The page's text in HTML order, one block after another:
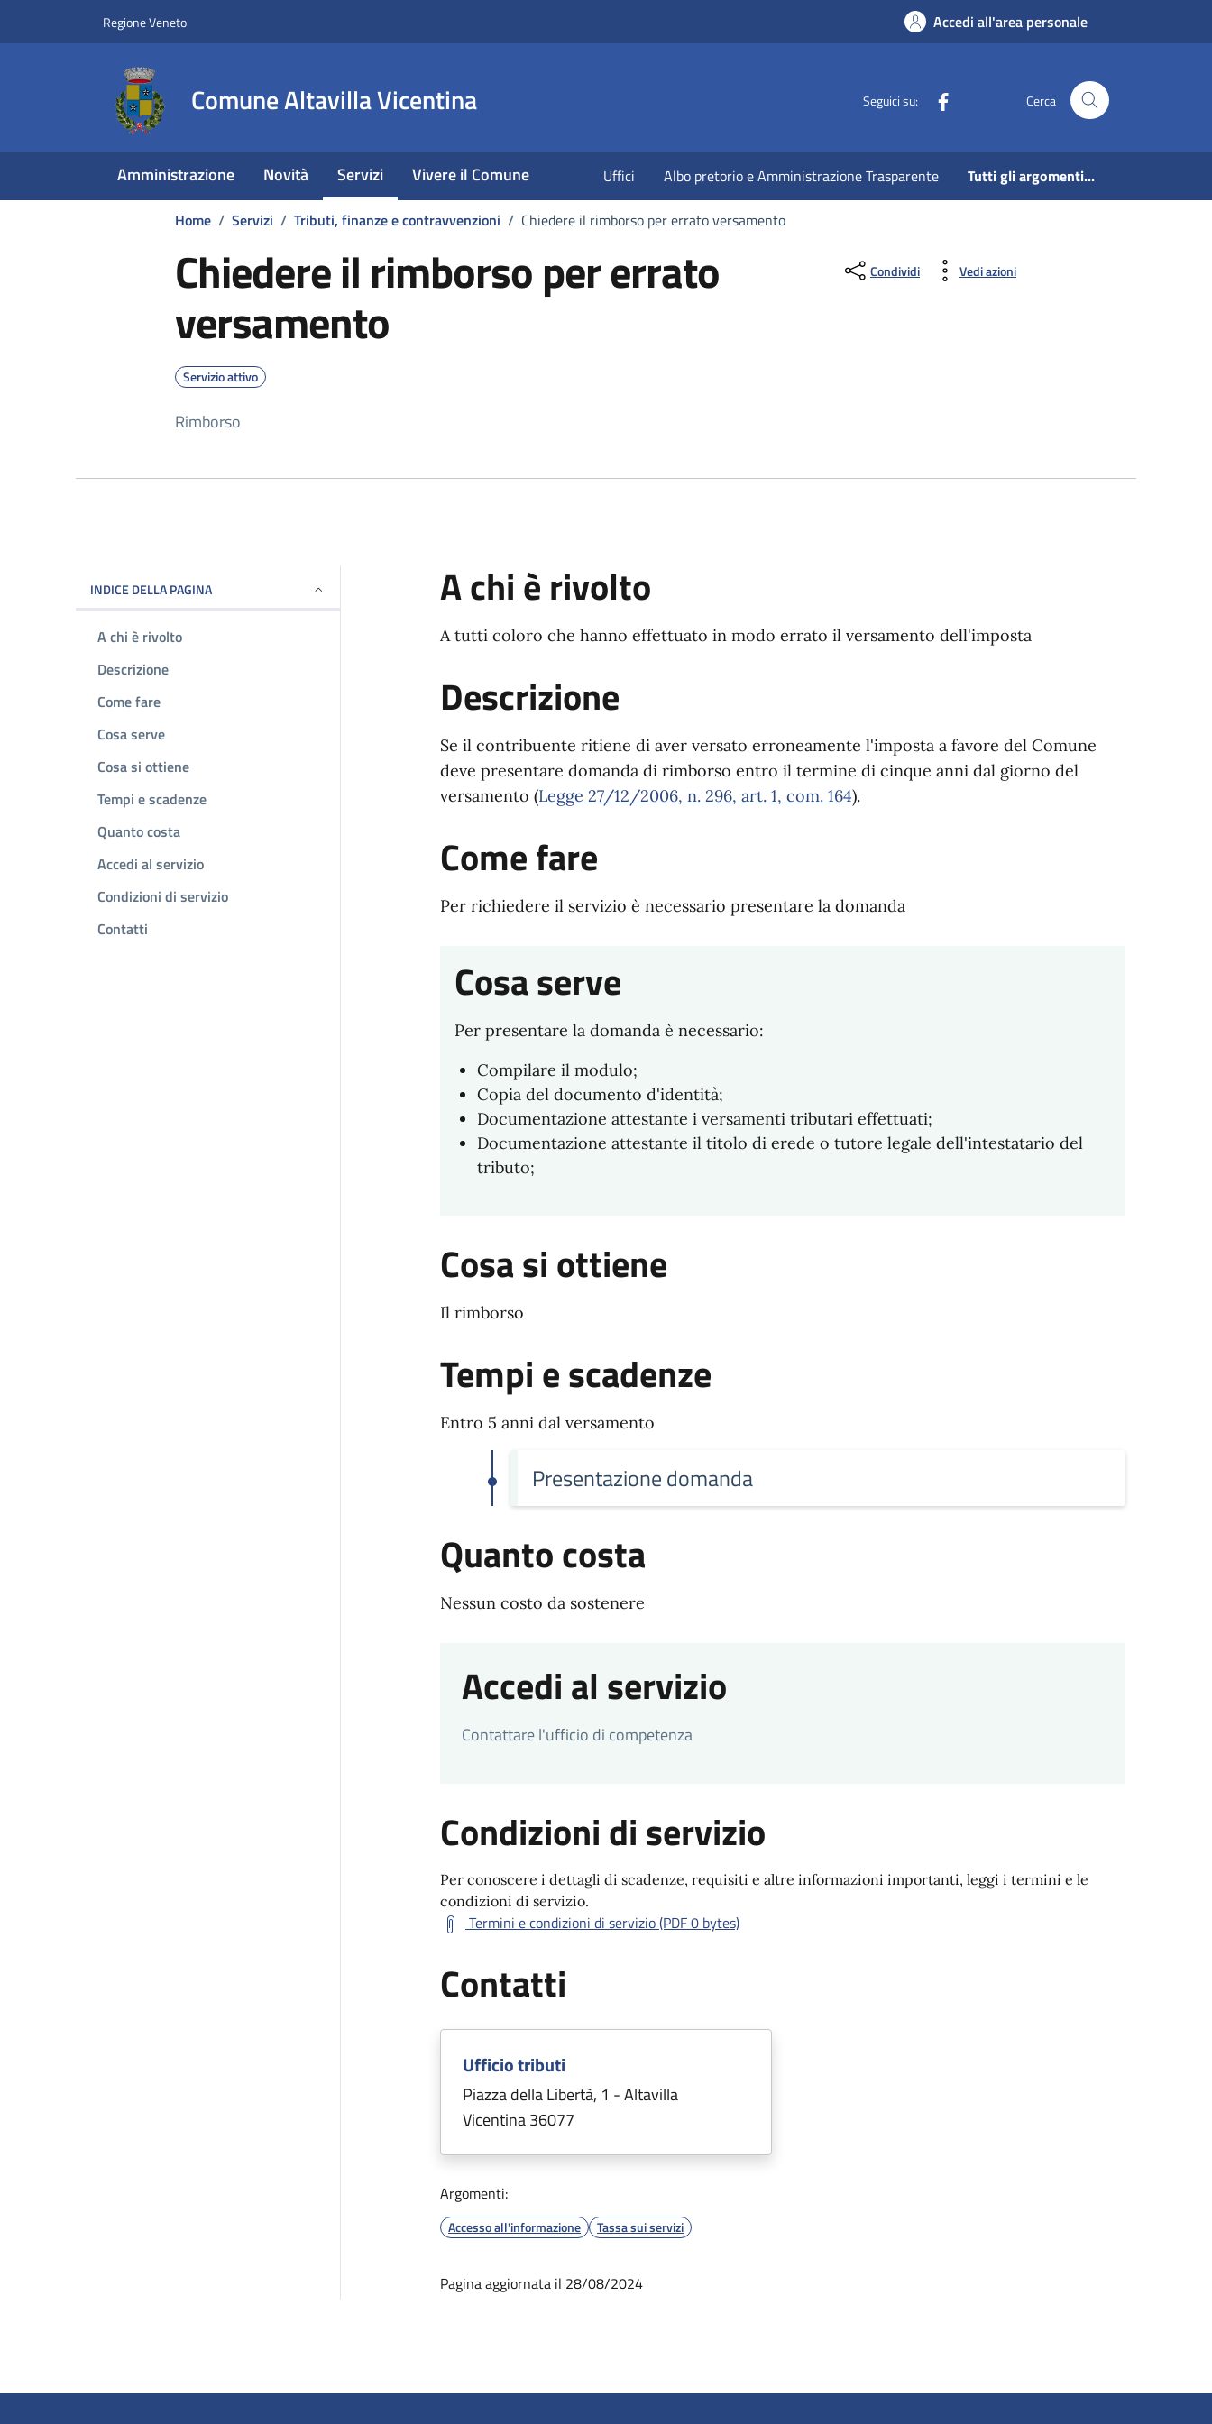
Regione Veneto Accedi all'area personale
Comune Altavilla Vicentina Seguici su: Cerca
Amministrazione Novità Servizi Vivere il Comune Uffici Albo pretorio e Amministrazione Trasparente Tutti gli argomenti...
Home / Servizi / Tributi, finanze e contravvenzioni / Chiedere il rimborso per errato versamento
Chiedere il rimborso per errato
versamento
Servizio attivo
Rimborso
Condividi Vedi azioni
INDICE DELLA PAGINA
A chi è rivolto
Descrizione
Come fare
Cosa serve
Cosa si ottiene
Tempi e scadenze
Quanto costa
Accedi al servizio
Condizioni di servizio
Contatti
A chi è rivolto
A tutti coloro che hanno effettuato in modo errato il versamento dell'imposta
Descrizione
Se il contribuente ritiene di aver versato erroneamente l'imposta a favore del Comune
deve presentare domanda di rimborso entro il termine di cinque anni dal giorno del
versamento (Legge 27/12/2006, n. 296, art. 1, com. 164).
Come fare
Per richiedere il servizio è necessario presentare la domanda
Cosa serve
Per presentare la domanda è necessario:
Compilare il modulo;
Copia del documento d'identità;
Documentazione attestante i versamenti tributari effettuati;
Documentazione attestante il titolo di erede o tutore legale dell'intestatario del
tributo;
Cosa si ottiene
Il rimborso
Tempi e scadenze
Entro 5 anni dal versamento
Presentazione domanda
Quanto costa
Nessun costo da sostenere
Accedi al servizio
Contattare l'ufficio di competenza
Condizioni di servizio
Per conoscere i dettagli di scadenze, requisiti e altre informazioni importanti, leggi i termini e le
condizioni di servizio.
Termini e condizioni di servizio (PDF 0 bytes)
Contatti
Ufficio tributi
Piazza della Libertà, 1 - Altavilla
Vicentina 36077
Argomenti:
Accesso all'informazione Tassa sui servizi
Pagina aggiornata il 28/08/2024